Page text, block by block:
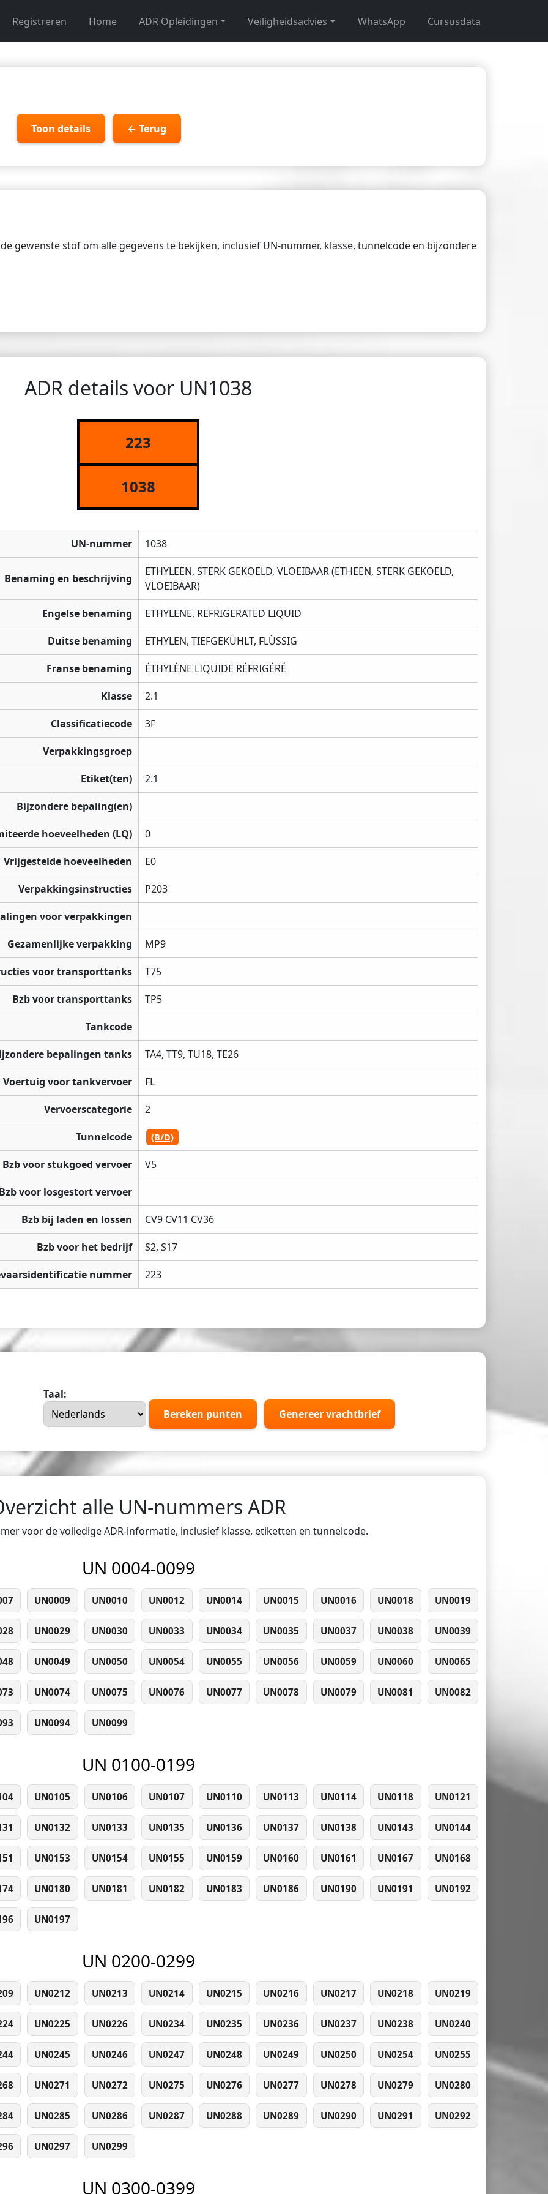
Registreren Home ADR Opleidingen Veiligheidsadvies WhatsApp Cursusdata
Toon details ← Terug
gewenste stof om alle gegevens te bekijken, inclusief UN-nummer, klasse, tunnelcode en bijzondere
ADR details voor UN1038
223
1038
UN-nummer 1038
Benaming en beschrijving
ETHYLEEN, STERK GEKOELD, VLOEIBAAR (ETHEEN, STERK GEKOELD,
VLOEIBAAR)
Engelse benaming ETHYLENE, REFRIGERATED LIQUID
Duitse benaming ETHYLEN, TIEFGEKÜHLT, FLÜSSIG
Franse benaming ÉTHYLÈNE LIQUIDE RÉFRIGÉRÉ
Klasse 2.1
Classificatiecode 3F
Verpakkingsgroep
Etiket(ten) 2.1
Bijzondere bepaling(en)
hoeveelheden (LQ) 0
Vrijgestelde hoeveelheden E0
Verpakkingsinstructies P203
voor verpakkingen
Gezamenlijke verpakking MP9
voor transporttanks T75
Bzb voor transporttanks TP5
Tankcode
bepalingen tanks TA4, TT9, TU18, TE26
Voertuig voor tankvervoer FL
Vervoerscategorie 2
Tunnelcode (B/D)
Bzb voor stukgoed vervoer V5
voor losgestort vervoer
Bzb bij laden en lossen CV9 CV11 CV36
Bzb voor het bedrijf S2, S17
nummer 223
Taal:
Bereken punten
Genereer vrachtbrief
alle UN-nummers ADR
voor de volledige ADR-informatie, inclusief klasse, etiketten en tunnelcode.
UN 0004-0099
UN0009 UN0010 UN0012 UN0014 UN0015 UN0016 UN0018 UN0019
UN0029 UN0030 UN0033 UN0034 UN0035 UN0037 UN0038 UN0039
UN0049 UN0050 UN0054 UN0055 UN0056 UN0059 UN0060 UN0065
UN0074 UN0075 UN0076 UN0077 UN0078 UN0079 UN0081 UN0082
UN0094 UN0099
UN 0100-0199
UN0105 UN0106 UN0107 UN0110 UN0113 UN0114 UN0118 UN0121
UN0132 UN0133 UN0135 UN0136 UN0137 UN0138 UN0143 UN0144
UN0153 UN0154 UN0155 UN0159 UN0160 UN0161 UN0167 UN0168
UN0180 UN0181 UN0182 UN0183 UN0186 UN0190 UN0191 UN0192
UN0197
UN 0200-0299
UN0212 UN0213 UN0214 UN0215 UN0216 UN0217 UN0218 UN0219
UN0225 UN0226 UN0234 UN0235 UN0236 UN0237 UN0238 UN0240
UN0245 UN0246 UN0247 UN0248 UN0249 UN0250 UN0254 UN0255
UN0271 UN0272 UN0275 UN0276 UN0277 UN0278 UN0279 UN0280
UN0285 UN0286 UN0287 UN0288 UN0289 UN0290 UN0291 UN0292
UN0297 UN0299
UN 0300-0399